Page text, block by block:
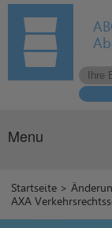
Menu
Startseite >
AXA